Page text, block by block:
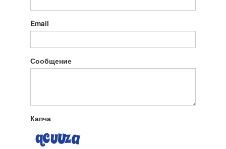
Email
Сообщение
Капча